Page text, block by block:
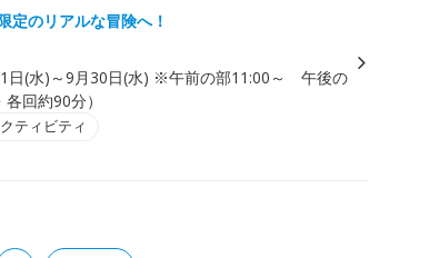
定のリアルな冒険へ！
日(水)～9月30日(水) ※午前の部11:00～ 午後の
回約90分）
ティビティ